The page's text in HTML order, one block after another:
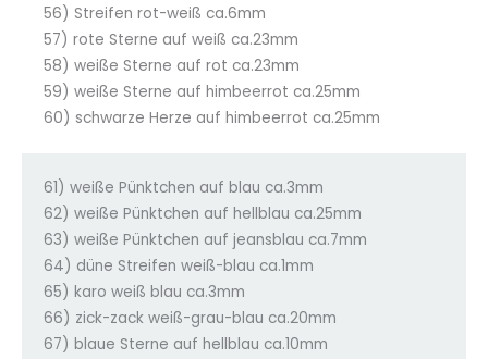
56) Streifen rot-weiß ca.6mm
57) rote Sterne auf weiß ca.23mm
58) weiße Sterne auf rot ca.23mm
59) weiße Sterne auf himbeerrot ca.25mm
60) schwarze Herze auf himbeerrot ca.25mm
61) weiße Pünktchen auf blau ca.3mm
62) weiße Pünktchen auf hellblau ca.25mm
63) weiße Pünktchen auf jeansblau ca.7mm
64) düne Streifen weiß-blau ca.1mm
65) karo weiß blau ca.3mm
66) zick-zack weiß-grau-blau ca.20mm
67) blaue Sterne auf hellblau ca.10mm